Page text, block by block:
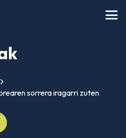
sorrera iragarri zuten